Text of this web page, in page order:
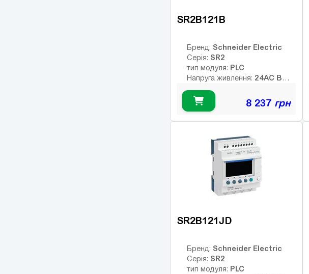
SR2B121B
Бренд: Schneider Electric
Серія: SR2
тип модуля: PLC
Напруга живлення: 24AC В
релейні
Інтерфейс: Немає
USB порт:
Число дискретних виходів:
Число високочастотних
виходів:
8 237 грн
SR2B121JD
Бренд: Schneider Electric
Серія: SR2
тип модуля: PLC